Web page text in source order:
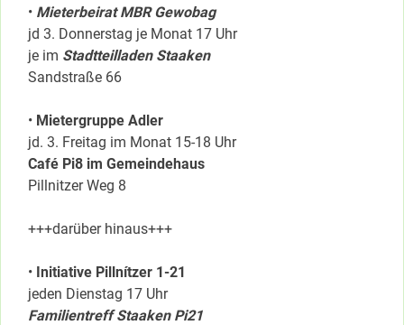
• Mieterbeirat MBR Gewobag
jd 3. Donnerstag je Monat 17 Uhr
je im Stadtteilladen Staaken
Sandstraße 66
• Mietergruppe Adler
jd. 3. Freitag im Monat 15-18 Uhr
Café Pi8 im Gemeindehaus
Pillnitzer Weg 8
+++darüber hinaus+++
• Initiative Pillnítzer 1-21
jeden Dienstag 17 Uhr
Familientreff Staaken Pi21